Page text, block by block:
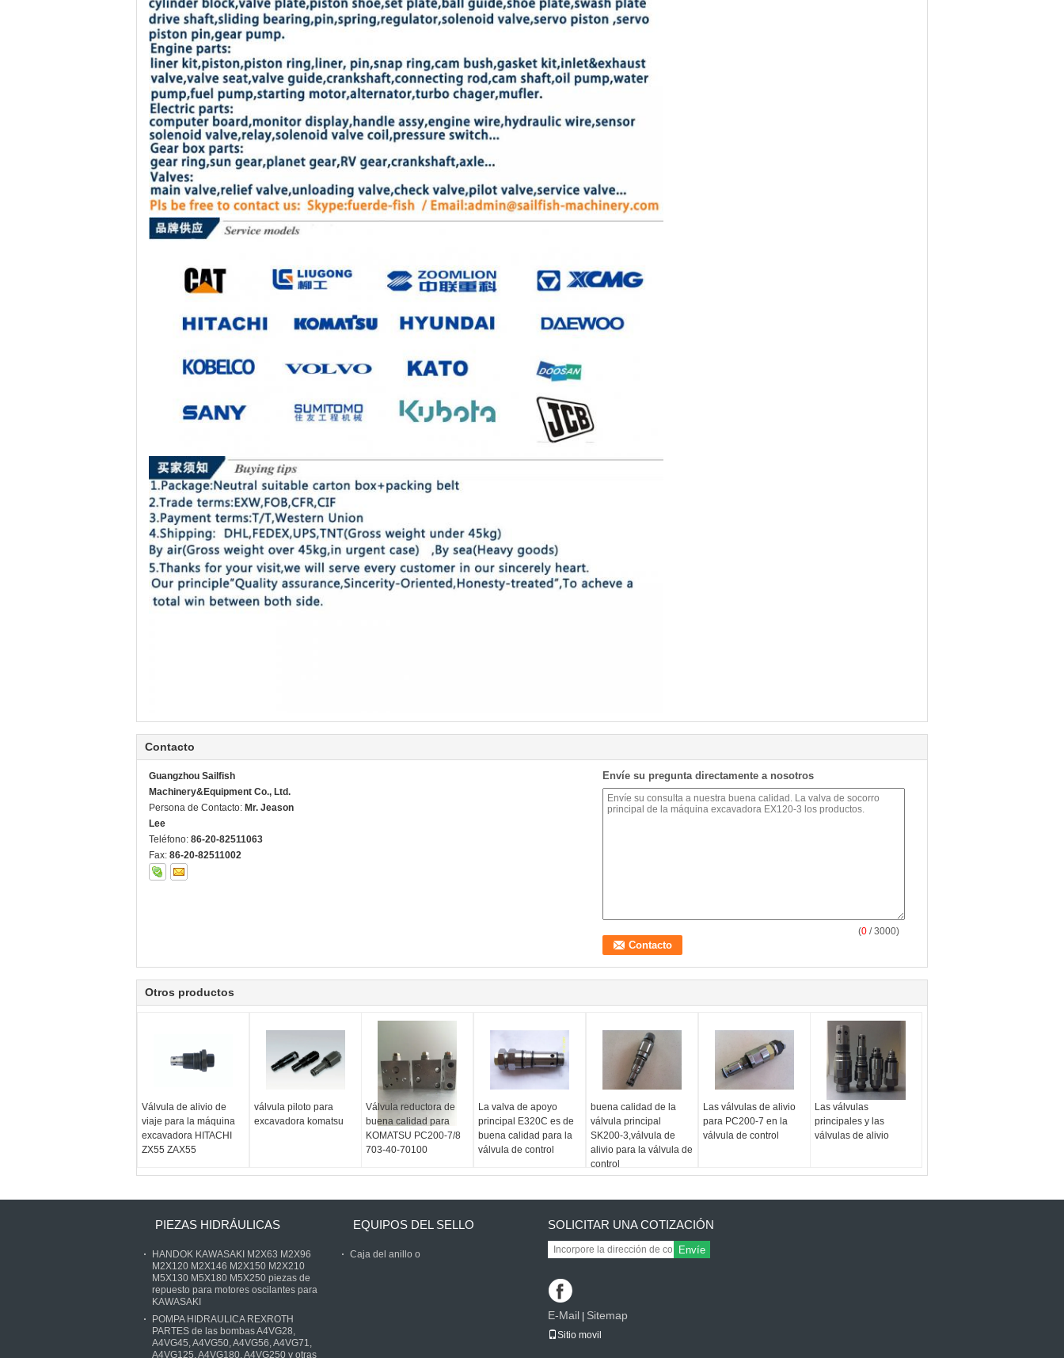
Contacto
Guangzhou Sailfish
Machinery&Equipment Co., Ltd.
Persona de Contacto: Mr. Jeason
Lee
Teléfono: 86-20-82511063
Fax: 86-20-82511002
Envíe su pregunta directamente a nosotros
(0 / 3000)
Otros productos
Válvula de alivio de
viaje para la máquina
excavadora HITACHI
ZX55 ZAX55
válvula piloto para
excavadora komatsu
Válvula reductora de
buena calidad para
KOMATSU PC200-7/8
703-40-70100
La valva de apoyo
principal E320C es de
buena calidad para la
válvula de control
buena calidad de la
válvula principal
SK200-3,válvula de
alivio para la válvula de
control
Las válvulas de alivio
para PC200-7 en la
válvula de control
Las válvulas
principales y las
válvulas de alivio
PIEZAS HIDRÁULICAS
HANDOK KAWASAKI M2X63 M2X96
M2X120 M2X146 M2X150 M2X210
M5X130 M5X180 M5X250 piezas de
repuesto para motores oscilantes para
KAWASAKI
POMPA HIDRAULICA REXROTH
PARTES de las bombas A4VG28,
A4VG45, A4VG50, A4VG56, A4VG71,
A4VG125, A4VG180, A4VG250 y otras
EQUIPOS DEL SELLO
Caja del anillo o
SOLICITAR UNA COTIZACIÓN
Envíe
E-Mail Sitemap
Sitio movil